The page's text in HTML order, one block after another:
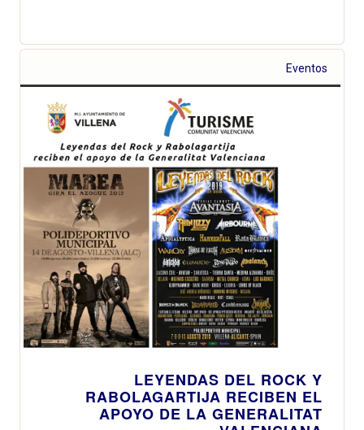
Eventos
LEYENDAS DEL ROCK Y
RABOLAGARTIJA RECIBEN EL
APOYO DE LA GENERALITAT